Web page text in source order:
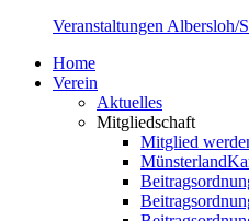
Veranstaltungen Albersloh/
Home
Verein
Aktuelles
Mitgliedschaft
Mitglied